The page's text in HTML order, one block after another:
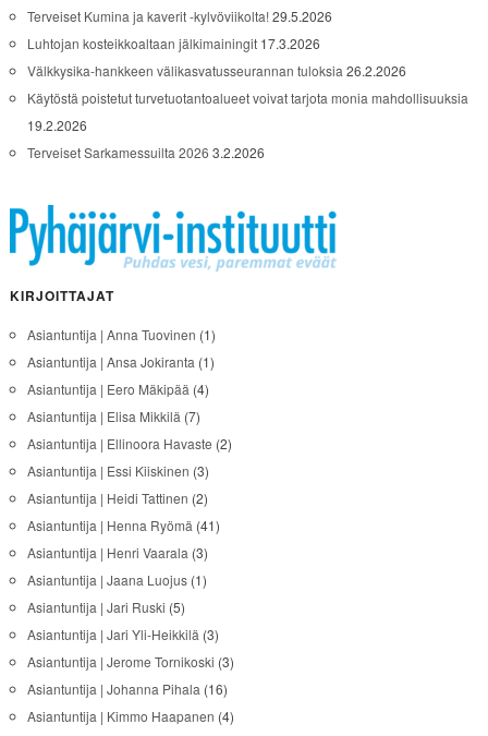
Terveiset Kumina ja kaverit -kylvöviikolta!29.5.2026
Luhtojan kosteikkoaltaan jälkimainingit 17.3.2026
Välkkysika-hankkeen välikasvatusseurannan tuloksia 26.2.2026
Käytöstä poistetut turvetuotantoalueet voivat tarjota monia mahdollisuuksia
19.2.2026
Terveiset Sarkamessuilta 2026 3.2.2026
KIRJOITTAJAT
Asiantuntija | Anna Tuovinen (1)
Asiantuntija | Ansa Jokiranta (1)
Asiantuntija | Eero Mäkipää (4)
Asiantuntija | Elisa Mikkilä (7)
Asiantuntija | Ellinoora Havaste (2)
Asiantuntija | Essi Kiiskinen (3)
Asiantuntija | Heidi Tattinen (2)
Asiantuntija | Henna Ryömä (41)
Asiantuntija | Henri Vaarala (3)
Asiantuntija | Jaana Luojus(1)
Asiantuntija | Jari Ruski (5)
Asiantuntija | Jari Yli-Heikkilä (3)
Asiantuntija | Jerome Tornikoski (3)
Asiantuntija | Johanna Pihala (16)
Asiantuntija | Kimmo Haapanen (4)